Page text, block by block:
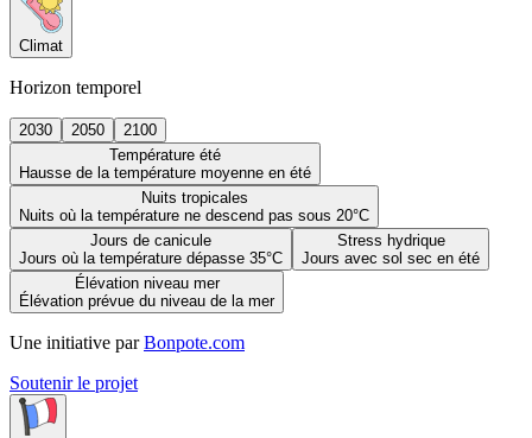
Climat
Horizon temporel
2030 2050
2100
Température été
Hausse de la température moyenne en été
Nuits tropicales
Nuits où la température ne descend pas sous 20°C
Jours de canicule
Jours où la température dépasse 35°C
Stress hydrique
Jours avec sol sec en été
Élévation niveau mer
Élévation prévue du niveau de la mer
Une initiative par Bonpote.com
Soutenir le projet